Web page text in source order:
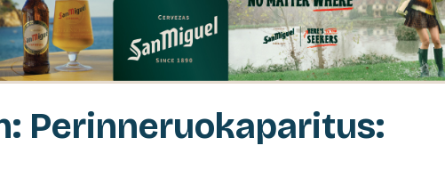
Perinneruokaparitus: